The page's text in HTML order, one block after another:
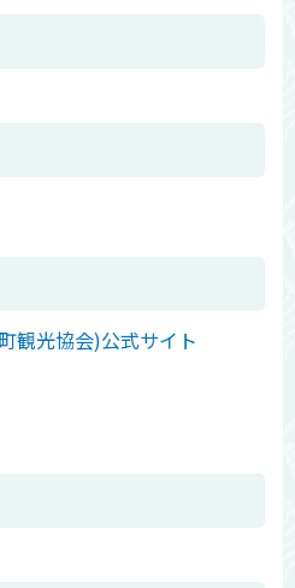
観光協会)公式サイト